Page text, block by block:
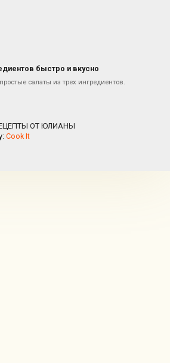
быстро и вкусно
салаты из трех ингредиентов.
ОТ ЮЛИАНЫ
Cook It